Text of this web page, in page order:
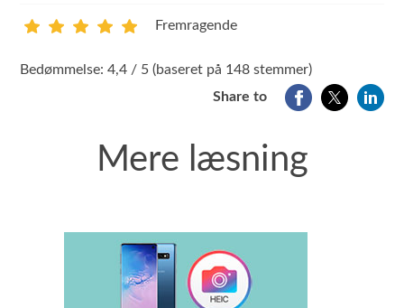
Fremragende
Bedømmelse: 4,4 / 5 (baseret på 148 stemmer)
Share to
Mere læsning